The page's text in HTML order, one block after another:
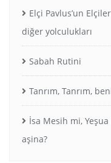
Elçi Pavlus’un
diğer yolculukları
Sabah Rutini
Tanrım, Tanrım,
İsa Mesih mi,
aşina?